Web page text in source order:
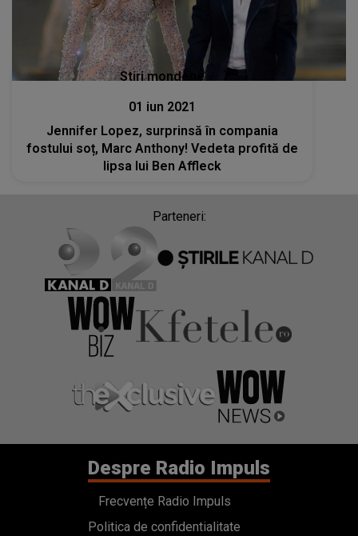
Stiri mondene
01 iun 2021
Jennifer Lopez, surprinsă în compania
fostului soț, Marc Anthony! Vedeta profită de
lipsa lui Ben Affleck
Parteneri:
Despre Radio Impuls
Frecvențe Radio Impuls
Politica de confidentialitate